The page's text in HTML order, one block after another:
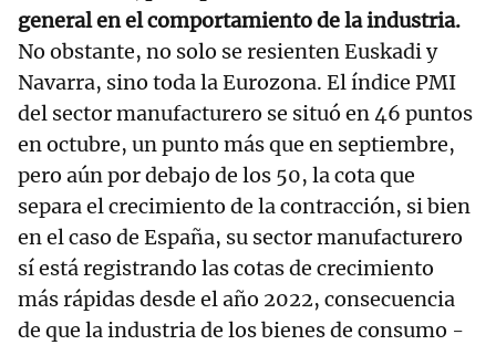
general en el comportamiento de la industria.
No obstante, no solo se resienten Euskadi y
Navarra, sino toda la Eurozona. El índice PMI
del sector manufacturero se situó en 46 puntos
en octubre, un punto más que en septiembre,
pero aún por debajo de los 50, la cota que
separa el crecimiento de la contracción, si bien
en el caso de España, su sector manufacturero
sí está registrando las cotas de crecimiento
más rápidas desde el año 2022, consecuencia
de que la industria de los bienes de consumo -